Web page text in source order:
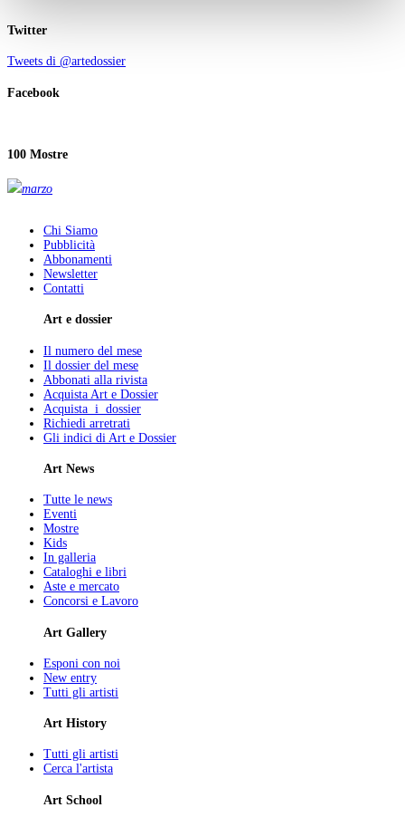
Twitter
Tweets di @artedossier
Facebook
100 Mostre
marzo
Chi Siamo
Pubblicità
Abbonamenti
Newsletter
Contatti
Art e dossier
Il numero del mese
Il dossier del mese
Abbonati alla rivista
Acquista Art e Dossier
Acquista i dossier
Richiedi arretrati
Gli indici di Art e Dossier
Art News
Tutte le news
Eventi
Mostre
Kids
In galleria
Cataloghi e libri
Aste e mercato
Concorsi e Lavoro
Art Gallery
Esponi con noi
New entry
Tutti gli artisti
Art History
Tutti gli artisti
Cerca l'artista
Art School